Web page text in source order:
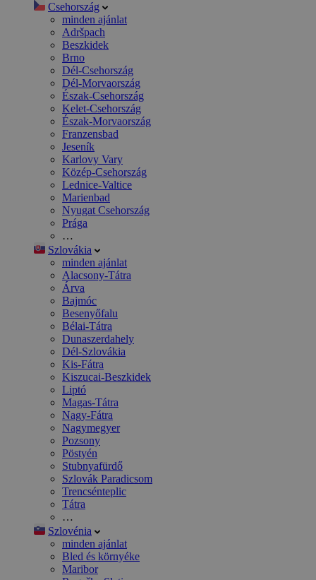
Csehország
minden ajánlat
Adršpach
Beszkidek
Brno
Dél-Csehország
Dél-Morvaország
Észak-Csehország
Kelet-Csehország
Észak-Morvaország
Franzensbad
Jeseník
Karlovy Vary
Közép-Csehország
Lednice-Valtice
Marienbad
Nyugat Csehország
Prága
…
Szlovákia
minden ajánlat
Alacsony-Tátra
Árva
Bajmóc
Besenyőfalu
Bélai-Tátra
Dunaszerdahely
Dél-Szlovákia
Kis-Fátra
Kiszucai-Beszkidek
Liptó
Magas-Tátra
Nagy-Fátra
Nagymegyer
Pozsony
Pöstyén
Stubnyafürdő
Szlovák Paradicsom
Trencsénteplic
Tátra
…
Szlovénia
minden ajánlat
Bled és környéke
Maribor